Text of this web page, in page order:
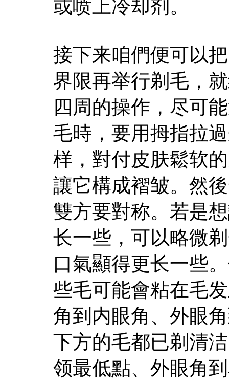
或喷上冷却剂。
接下来咱們便可以
界限再举行剃毛，
四周的操作，尽可
毛時，要用拇指拉
样，對付皮肤鬆软
讓它構成褶皱。然
雙方要對称。若是
长一些，可以略微
口氣顯得更长一些
些毛可能會粘在毛
角到内眼角、外眼
下方的毛都已剃清
领最低點、外眼角